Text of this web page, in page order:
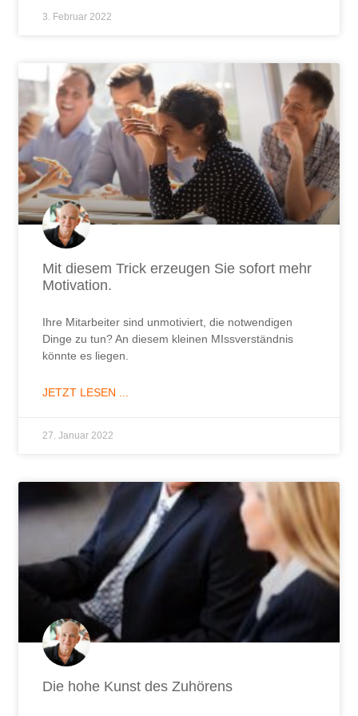
3. Februar 2022
Mit diesem Trick erzeugen Sie sofort mehr
Motivation.
Ihre Mitarbeiter sind unmotiviert, die notwendigen
Dinge zu tun? An diesem kleinen MIssverständnis
könnte es liegen.
JETZT LESEN ...
27. Januar 2022
Die hohe Kunst des Zuhörens